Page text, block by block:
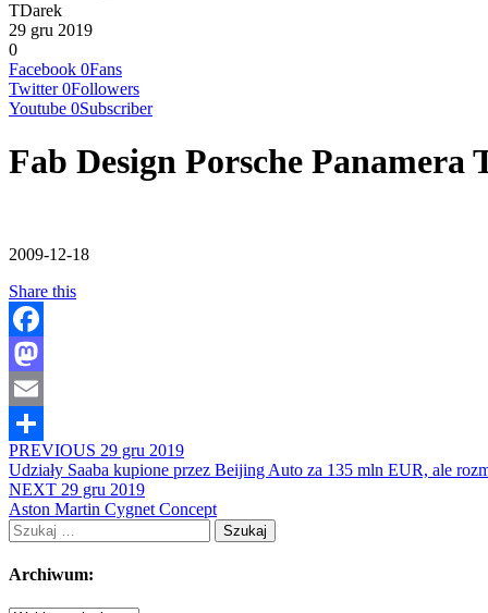
TDarek
29 gru 2019
0
Facebook 0Fans
Twitter 0Followers
Youtube 0Subscriber
Fab Design Porsche Panamera
2009-12-18
Share this
Facebook
Mastodon
Email
Share
PREVIOUS 29 gru 2019
Udziały Saaba kupione przez Beijing Auto za 135 mln EUR, ale
NEXT 29 gru 2019
Aston Martin Cygnet Concept
Szukaj:
Archiwum: